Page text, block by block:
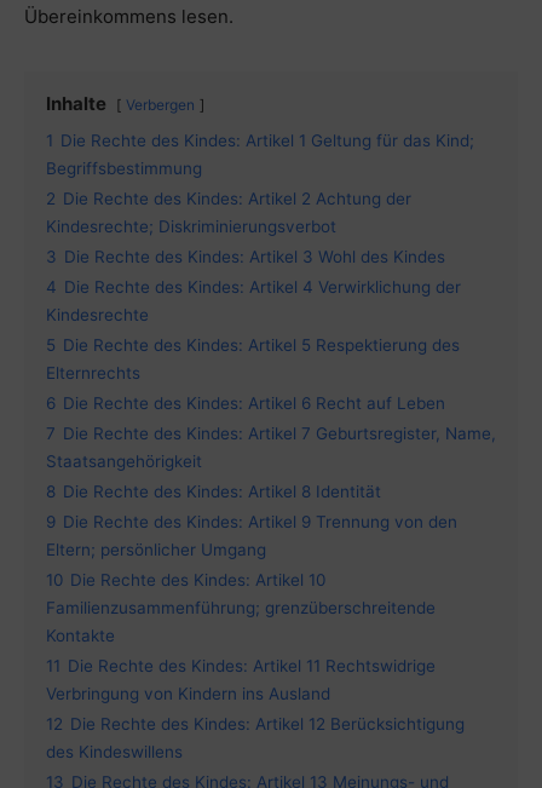
Übereinkommens lesen.
Inhalte Verbergen
1 Die Rechte des Kindes: Artikel 1 Geltung für das Kind;
Begriffsbestimmung
2 Die Rechte des Kindes: Artikel 2 Achtung der
Kindesrechte; Diskriminierungsverbot
3 Die Rechte des Kindes: Artikel 3 Wohl des Kindes
4 Die Rechte des Kindes: Artikel 4 Verwirklichung der
Kindesrechte
5 Die Rechte des Kindes: Artikel 5 Respektierung des
Elternrechts
6 Die Rechte des Kindes: Artikel 6 Recht auf Leben
7 Die Rechte des Kindes: Artikel 7 Geburtsregister, Name,
Staatsangehörigkeit
8 Die Rechte des Kindes: Artikel 8 Identität
9 Die Rechte des Kindes: Artikel 9 Trennung von den
Eltern; persönlicher Umgang
10 Die Rechte des Kindes: Artikel 10
Familienzusammenführung; grenzüberschreitende
Kontakte
11 Die Rechte des Kindes: Artikel 11 Rechtswidrige
Verbringung von Kindern ins Ausland
12 Die Rechte des Kindes: Artikel 12 Berücksichtigung
des Kindeswillens
13 Die Rechte des Kindes: Artikel 13 Meinungs- und